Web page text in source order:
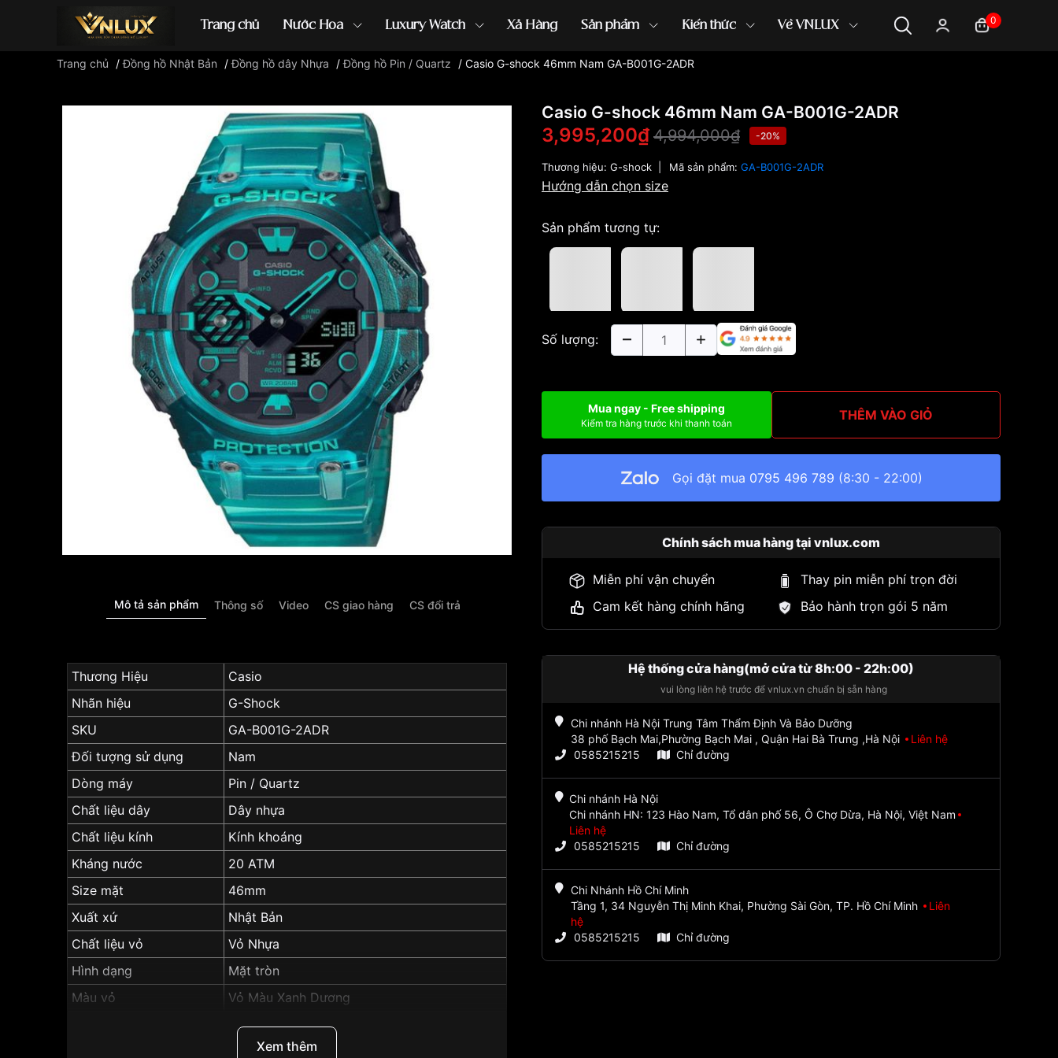
Trang chủ Nước Hoa Luxury Watch Xả Hàng Sản phẩm Kiến thức Về VNLUX 0
Đồng hồ casio đồng hồ G-Shock đồng hồ Orient ...
Trang chủ /Đồng hồ Nhật Bản /Đồng hồ dây Nhựa /Đồng hồ Pin / Quartz / Casio G-shock 46mm Nam GA-B001G-2ADR
Mô tả sản phẩm Thông số Video CS giao hàng CS đổi trả
Thương Hiệu
Casio
Nhãn hiệu
G-Shock
SKU
GA-B001G-2ADR
Đối tượng sử dụng
Nam
Dòng máy
Pin / Quartz
Chất liệu dây
Dây nhựa
Chất liệu kính
Kính khoáng
Kháng nước
20 ATM
Size mặt
46mm
Xuất xứ
Nhật Bản
Chất liệu vỏ
Vỏ Nhựa
Hình dạng
Mặt tròn
Màu vỏ
Vỏ Màu Xanh Dương
Thời trang
Lịch thứ, Lịch ngày, Giờ, Phút, Giây
Xem thêm
Casio G-shock 46mm Nam GA-B001G-2ADR
3,995,200₫ 4,994,000₫ -20%
Thương hiệu: G-shock Mã sản phẩm: GA-B001G-2ADR
Hướng dẫn chọn size
Sản phẩm tương tự:
Số lượng:
Mua ngay - Free shipping
Kiểm tra hàng trước khi thanh toán THÊM VÀO GIỎ
Gọi đặt mua 0795 496 789 (8:30 - 22:00)
Chính sách mua hàng tại vnlux.com
Miễn phí vận chuyển
Thay pin miễn phí trọn đời
Cam kết hàng chính hãng
Bảo hành trọn gói 5 năm
Hệ thống cửa hàng(mở cửa từ 8h:00 - 22h:00)
vui lòng liên hệ trước để vnlux.vn chuẩn bị sẵn hàng
Chi nhánh Hà Nội Trung Tâm Thẩm Định Và Bảo Dưỡng
38 phố Bạch Mai,Phường Bạch Mai , Quận Hai Bà Trưng ,Hà Nội
Liên hệ
0585215215
Chỉ đường
Chi nhánh Hà Nội
Chi nhánh HN: 123 Hào Nam, Tổ dân phố 56, Ô Chợ Dừa, Hà Nội, Việt Nam
Liên hệ
0585215215
Chỉ đường
Chi Nhánh Hồ Chí Minh
Tầng 1, 34 Nguyễn Thị Minh Khai, Phường Sài Gòn, TP. Hồ Chí Minh
Liên
hệ
0585215215
Chỉ đường